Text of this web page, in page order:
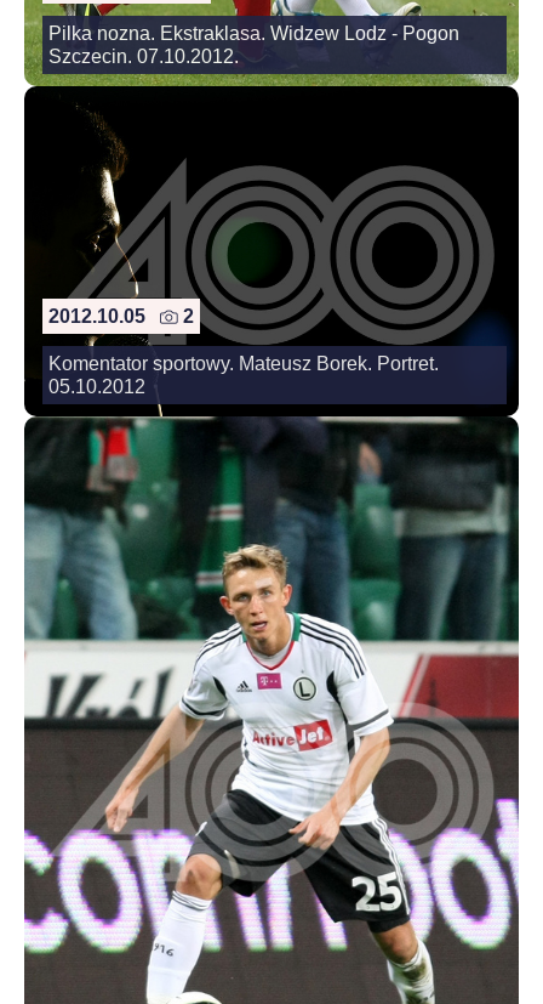
Pilka nozna. Ekstraklasa. Widzew Lodz - Pogon
Szczecin. 07.10.2012.
2012.10.05 2
Komentator sportowy. Mateusz Borek. Portret.
05.10.2012